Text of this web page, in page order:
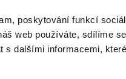
poskytování funkcí
web používáte, sdílíme
s dalšími informacemi,